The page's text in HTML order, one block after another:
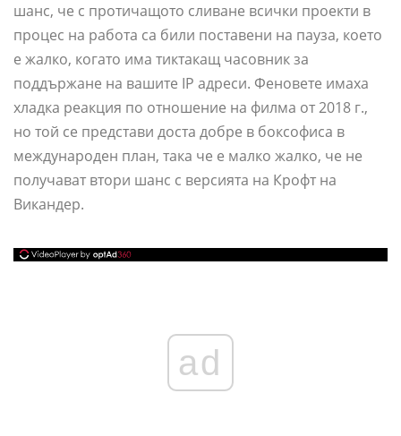
шанс, че с протичащото сливане всички проекти в
процес на работа са били поставени на пауза, което
е жалко, когато има тиктакащ часовник за
поддържане на вашите IP адреси. Феновете имаха
хладка реакция по отношение на филма от 2018 г.,
но той се представи доста добре в боксофиса в
международен план, така че е малко жалко, че не
получават втори шанс с версията на Крофт на
Викандер.
ad